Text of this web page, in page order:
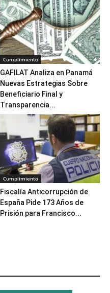
Cumplimiento
GAFILAT Analiza en Panamá
Nuevas Estrategias Sobre
Beneficiario Final y
Transparencia...
Cumplimiento
Fiscalía Anticorrupción de
España Pide 173 Años de
Prisión para Francisco...